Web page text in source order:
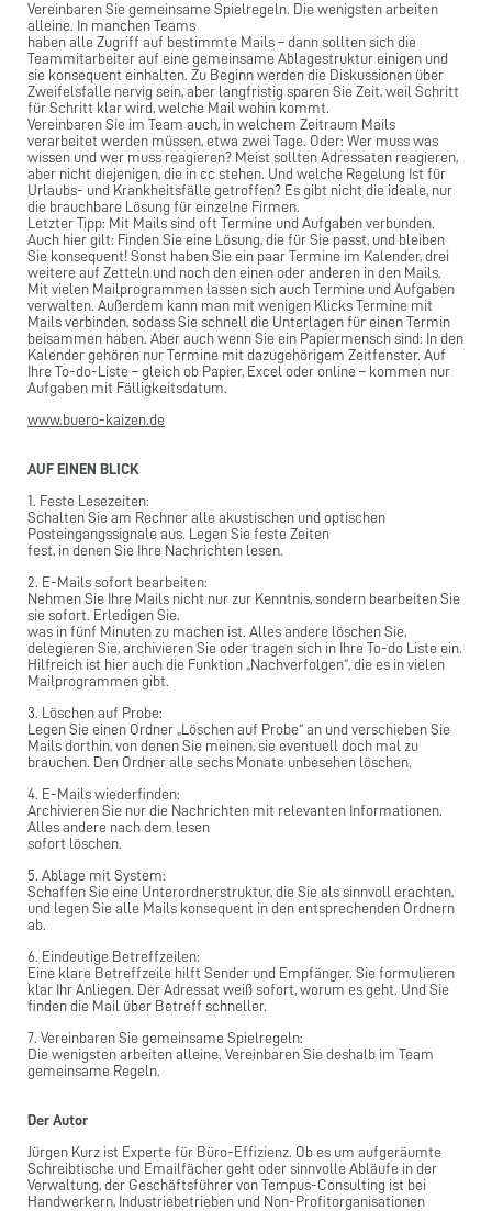
Vereinbaren Sie gemeinsame Spielregeln. Die wenigsten arbeiten
alleine. In manchen Teams
haben alle Zugriff auf bestimmte Mails – dann sollten sich die
Teammitarbeiter auf eine gemeinsame Ablagestruktur einigen und
sie konsequent einhalten. Zu Beginn werden die Diskussionen über
Zweifelsfalle nervig sein, aber langfristig sparen Sie Zeit, weil Schritt
für Schritt klar wird, welche Mail wohin kommt.
Vereinbaren Sie im Team auch, in welchem Zeitraum Mails
verarbeitet werden müssen, etwa zwei Tage. Oder: Wer muss was
wissen und wer muss reagieren? Meist sollten Adressaten reagieren,
aber nicht diejenigen, die in cc stehen. Und welche Regelung Ist für
Urlaubs- und Krankheitsfälle getroffen? Es gibt nicht die ideale, nur
die brauchbare Lösung für einzelne Firmen.
Letzter Tipp: Mit Mails sind oft Termine und Aufgaben verbunden.
Auch hier gilt: Finden Sie eine Lösung, die für Sie passt, und bleiben
Sie konsequent! Sonst haben Sie ein paar Termine im Kalender, drei
weitere auf Zetteln und noch den einen oder anderen in den Mails.
Mit vielen Mailprogrammen lassen sich auch Termine und Aufgaben
verwalten. Außerdem kann man mit wenigen Klicks Termine mit
Mails verbinden, sodass Sie schnell die Unterlagen für einen Termin
beisammen haben. Aber auch wenn Sie ein Papiermensch sind: In den
Kalender gehören nur Termine mit dazugehörigem Zeitfenster. Auf
Ihre To-do-Liste – gleich ob Papier, Excel oder online – kommen nur
Aufgaben mit Fälligkeitsdatum.
www.buero-kaizen.de
AUF EINEN BLICK
1. Feste Lesezeiten:
Schalten Sie am Rechner alle akustischen und optischen
Posteingangssignale aus. Legen Sie feste Zeiten
fest, in denen Sie Ihre Nachrichten lesen.
2. E-Mails sofort bearbeiten:
Nehmen Sie Ihre Mails nicht nur zur Kenntnis, sondern bearbeiten Sie
sie sofort. Erledigen Sie,
was in fünf Minuten zu machen ist. Alles andere löschen Sie,
delegieren Sie, archivieren Sie oder tragen sich in Ihre To-do Liste ein.
Hilfreich ist hier auch die Funktion „Nachverfolgen“, die es in vielen
Mailprogrammen gibt.
3. Löschen auf Probe:
Legen Sie einen Ordner „Löschen auf Probe“ an und verschieben Sie
Mails dorthin, von denen Sie meinen, sie eventuell doch mal zu
brauchen. Den Ordner alle sechs Monate unbesehen löschen.
4. E-Mails wiederfinden:
Archivieren Sie nur die Nachrichten mit relevanten Informationen.
Alles andere nach dem lesen
sofort löschen.
5. Ablage mit System:
Schaffen Sie eine Unterordnerstruktur, die Sie als sinnvoll erachten,
und legen Sie alle Mails konsequent in den entsprechenden Ordnern
ab.
6. Eindeutige Betreffzeilen:
Eine klare Betreffzeile hilft Sender und Empfänger. Sie formulieren
klar Ihr Anliegen. Der Adressat weiß sofort, worum es geht. Und Sie
finden die Mail über Betreff schneller.
7. Vereinbaren Sie gemeinsame Spielregeln:
Die wenigsten arbeiten alleine. Vereinbaren Sie deshalb im Team
gemeinsame Regeln.
Der Autor
Jürgen Kurz ist Experte für Büro-Effizienz. Ob es um aufgeräumte
Schreibtische und Emailfächer geht oder sinnvolle Abläufe in der
Verwaltung, der Geschäftsführer von Tempus-Consulting ist bei
Handwerkern, Industriebetrieben und Non-Profitorganisationen